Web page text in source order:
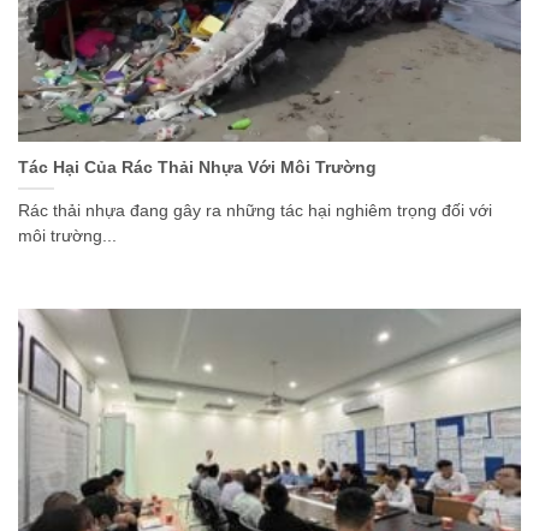
Tác Hại Của Rác Thải Nhựa Với Môi Trường
Rác thải nhựa đang gây ra những tác hại nghiêm trọng đối với
môi trường...